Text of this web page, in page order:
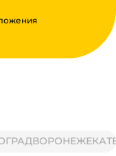
ВОРОНЕЖ